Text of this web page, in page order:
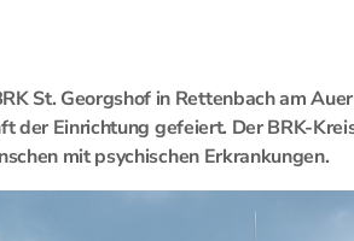
St. Georgshof in Rettenbach am
der Einrichtung gefeiert. Der BRK-
mit psychischen Erkrankungen.